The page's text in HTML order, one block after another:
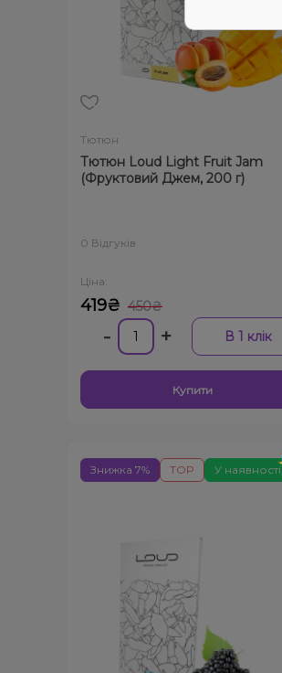
Тютюн
Тютюн Loud Light Fruit Jam
(Фруктовий Джем, 200 г)
0 Відгуків
Ціна:
419₴ 450₴
- + В 1 клік
Купити
У наявності
Знижка 7% TOP